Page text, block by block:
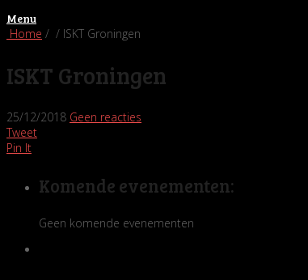
Menu
Home / / ISKT Groningen
ISKT Groningen
25/12/2018 Geen reacties
Tweet
Pin It
Komende evenementen:
Geen komende evenementen